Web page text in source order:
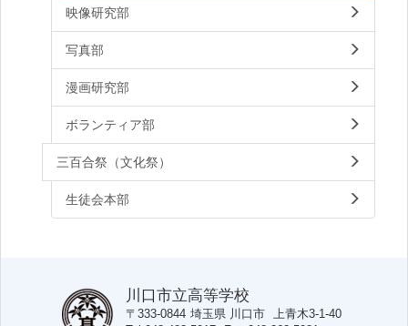
映像研究部
写真部
漫画研究部
ボランティア部
三百合祭（文化祭）
生徒会本部
川口市立高等学校
〒333-0844 埼玉県 川口市 上青木3-1-40